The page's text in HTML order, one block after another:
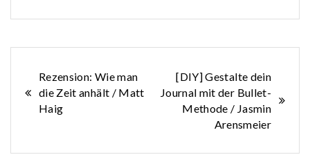
Beitragsnavigation
Rezension: Wie man
die Zeit anhält / Matt
Haig
[DIY] Gestalte dein
Journal mit der Bullet-
Methode / Jasmin
Arensmeier